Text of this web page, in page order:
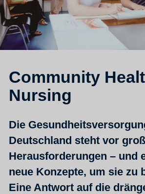
Community
Nursing
Die
Deutschland steht vor
Herausforderungen – und
neue Konzepte, um sie zu
Eine Antwort auf die